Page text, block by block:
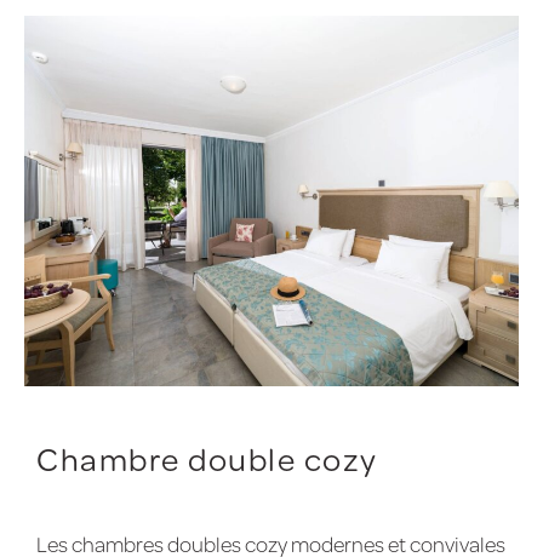
DE
Chambre double cozy
Les chambres doubles cozy modernes et convivales